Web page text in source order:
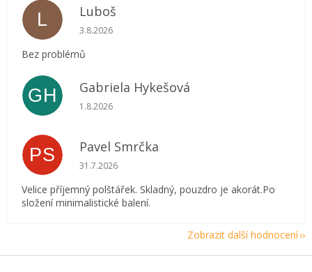
L Luboš
Hodnocení obchodu je 5 z 5 hvězdiček.
3.8.2026
Bez problémů
GH Gabriela Hykešová
Hodnocení obchodu je 5 z 5 hvězdiček.
1.8.2026
PS Pavel Smrčka
Hodnocení obchodu je 5 z 5 hvězdiček.
31.7.2026
Velice příjemný polštářek. Skladný, pouzdro je akorát.Po
složení minimalistické balení.
Zobrazit další hodnocení
Z